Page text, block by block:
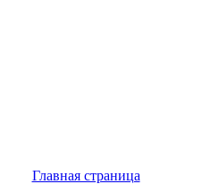
Главная страница